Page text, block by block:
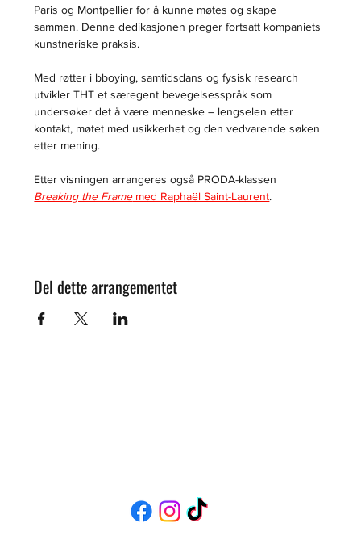
Paris og Montpellier for å kunne møtes og skape
sammen. Denne dedikasjonen preger fortsatt kompaniets
kunstneriske praksis.
Med røtter i bboying, samtidsdans og fysisk research
utvikler THT et særegent bevegelsesspråk som
undersøker det å være menneske – lengselen etter
kontakt, møtet med usikkerhet og den vedvarende søken
etter mening.
Etter visningen arrangeres også PRODA-klassen
Breaking the Frame med Raphaël Saint-Laurent.
Del dette arrangementet